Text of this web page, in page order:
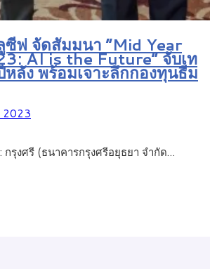
ซีฟ จัดสัมมนา “Mid Year
AI is the Future” จับเท
ลัง พร้อมเจาะลึกกองทุนธีม
2023
กรุงศรี (ธนาคารกรุงศรีอยุธยา จำกัด…